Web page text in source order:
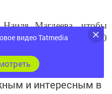
необходимо 250
и интересным в
видео Tatmedia